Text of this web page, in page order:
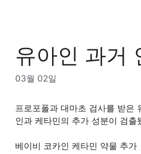
유아인 과거
03월 02일
프로포폴과 대마초 검사를 받은
인과 케타민의 추가 성분이 검출
베이비 코카인 케타민 약물 추가